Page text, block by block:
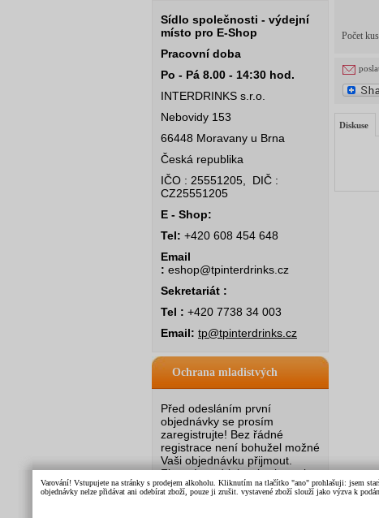
Sídlo společnosti - výdejní
místo pro E-Shop
Pracovní doba
Po - Pá 8.00 - 14:30 hod.
INTERDRINKS s.r.o.
Nebovidy 153
66448 Moravany u Brna
Česká republika
IČO : 25551205, DIČ :
CZ25551205
E - Shop:
Tel: +420 608 454 648
Email
: eshop@tpinterdrinks.cz
Sekretariát :
Tel : +420 7738 34 003
Email: tp@tpinterdrinks.cz
Ochrana mladistvých
Před odesláním první
objednávky se prosím
zaregistrujte! Bez řádné
registrace není bohužel možné
Vaši objednávku přijmout.
Firma Interdrinks si vyhrazuje
právo v případě pochybností o
plnoletosti registrovaného
Počet
Diskuse
Varování! Vstupujete na stránky s prodejem alkoholu. Kliknutím na tlačítko "ano" prohlašuji: jsem
objednávky nelze přidávat ani odebírat zboží, pouze ji zrušit. vystavené zboží slouží jako výzva k